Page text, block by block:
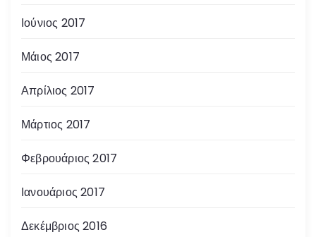
Ιούνιος 2017
Μάιος 2017
Απρίλιος 2017
Μάρτιος 2017
Φεβρουάριος 2017
Ιανουάριος 2017
Δεκέμβριος 2016